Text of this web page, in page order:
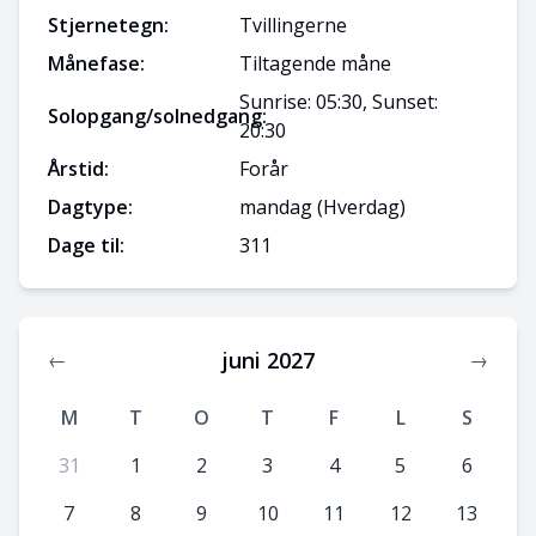
Stjernetegn:
Tvillingerne
Månefase:
Tiltagende måne
Solopgang/solnedgang:
Sunrise: 05:30, Sunset:
20:30
Årstid:
Forår
Dagtype:
mandag(Hverdag)
Dage til:
311
← juni 2027 →
M T O T F L
S
31
1 2 3 4 5
6
7
8 9 10 11 12 13